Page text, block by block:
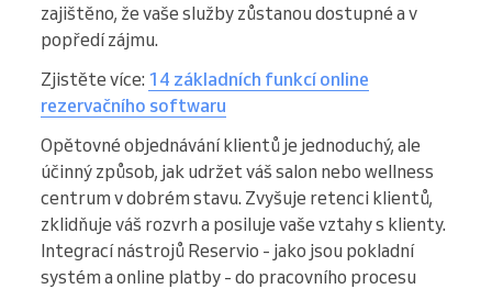
zajištěno, že vaše služby zůstanou dostupné a v
popředí zájmu.
Zjistěte více: 14 základních funkcí online
rezervačního softwaru
Opětovné objednávání klientů je jednoduchý, ale
účinný způsob, jak udržet váš salon nebo wellness
centrum v dobrém stavu. Zvyšuje retenci klientů,
zklidňuje váš rozvrh a posiluje vaše vztahy s klienty.
Integrací nástrojů Reservio - jako jsou pokladní
systém a online platby - do pracovního procesu